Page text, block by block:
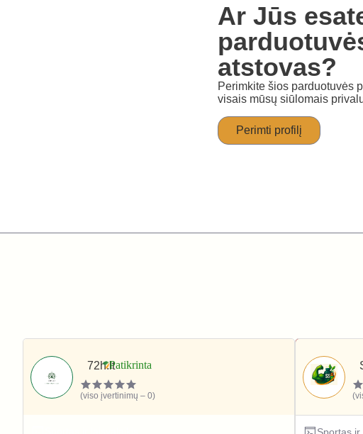
Ar Jūs
atstovas?
Perimkite šios parduotuvės
visais mūsų siūlomais
Perimti profilį
72h.lt
(viso įvertinimų – 0)